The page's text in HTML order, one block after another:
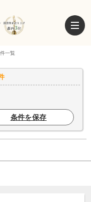
一覧
条件を保存